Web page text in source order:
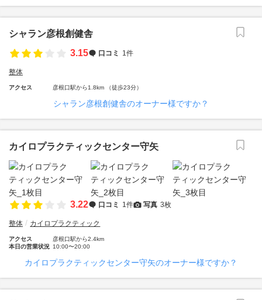
シャラン彦根創健舎
3.15
口コミ 1件
整体
アクセス 彦根口駅から1.8km （徒歩23分）
シャラン彦根創健舎のオーナー様ですか？
カイロプラクティックセンター守矢
3.22 口コミ 1件 写真 3枚
整体 カイロプラクティック
アクセス
彦根口駅から2.4km
本日の営業状況 10:00〜20:00
カイロプラクティックセンター守矢のオーナー様ですか？